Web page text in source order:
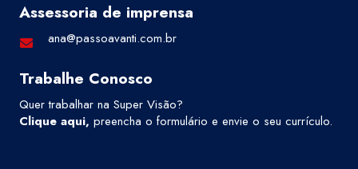
Assessoria de imprensa
ana@passoavanti.com.br
Trabalhe Conosco
Quer trabalhar na Super Visão?
Clique aqui, preencha o formulário e envie o seu currículo.